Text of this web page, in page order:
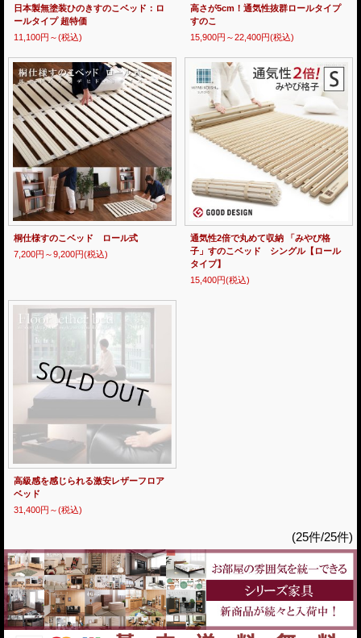
日本製無塗装ひのきすのこベッド：ロ
ールタイプ 超特価
11,100円～(税込)
高さが5cm！通気性抜群ロールタイプ
すのこ
15,900円～22,400円(税込)
桐仕様すのこベッド ロール式
7,200円～9,200円(税込)
通気性2倍で丸めて収納 「みやび格
子」すのこベッド シングル【ロール
タイプ】
15,400円(税込)
高級感を感じられる激安レザーフロア
ベッド
31,400円～(税込)
(25件/25件)